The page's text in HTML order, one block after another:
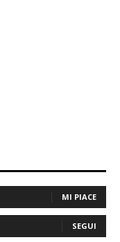
MI PIACE
SEGUI